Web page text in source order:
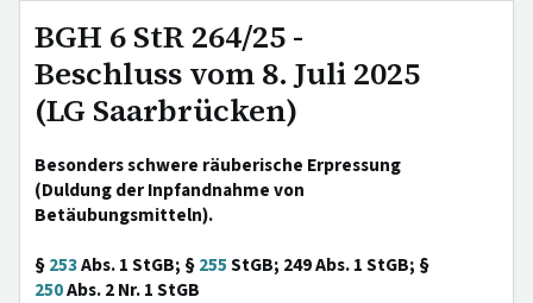
BGH 6 StR 264/25 -
Beschluss vom 8. Juli 2025
(LG Saarbrücken)
Besonders schwere räuberische Erpressung
(Duldung der Inpfandnahme von
Betäubungsmitteln).
§253Abs. 1 StGB; §255StGB; 249 Abs. 1 StGB; §
250Abs. 2 Nr. 1 StGB